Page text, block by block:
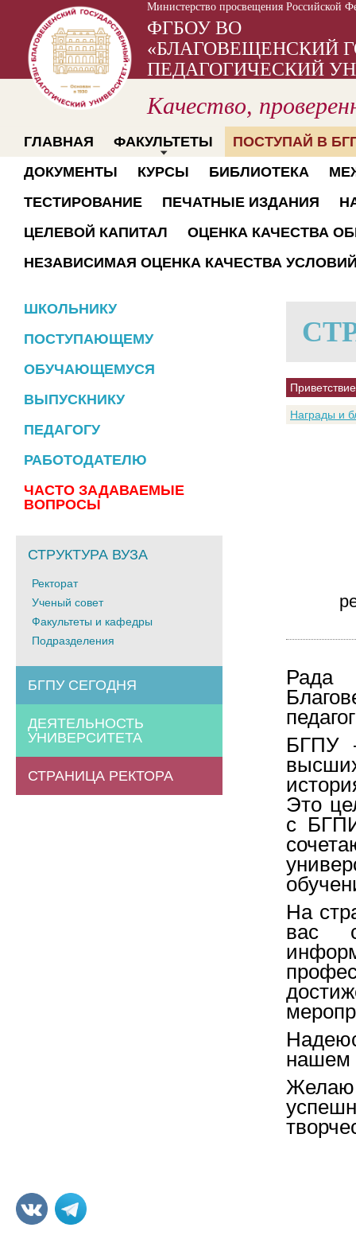
Министерство просвещения Российской
ФГБОУ ВО
«БЛАГОВЕЩЕНСКИЙ
ПЕДАГОГИЧЕСКИЙ
Качество,
ГЛАВНАЯ ФАКУЛЬТЕТЫ
ПОСТУПАЙ В
ДОКУМЕНТЫ
КУРСЫ БИБЛИОТЕКА
ТЕСТИРОВАНИЕ
ПЕЧАТНЫЕ ИЗДАНИЯ
ЦЕЛЕВОЙ КАПИТАЛ
ОЦЕНКА КАЧЕСТВА
НЕЗАВИСИМАЯ ОЦЕНКА КАЧЕСТВА
ШКОЛЬНИКУ
ПОСТУПАЮЩЕМУ
ОБУЧАЮЩЕМУСЯ
ВЫПУСКНИКУ
ПЕДАГОГУ
РАБОТОДАТЕЛЮ
ЧАСТО ЗАДАВАЕМЫЕ
ВОПРОСЫ
СТРУКТУРА ВУЗА
Ректорат
Ученый совет
Факультеты и кафедры
Подразделения
БГПУ СЕГОДНЯ
ДЕЯТЕЛЬНОСТЬ
УНИВЕРСИТЕТА
СТРАНИЦА РЕКТОРА
Приветствие
Награды и
Рада
БГПУ
Это
с
На
вас
нашем